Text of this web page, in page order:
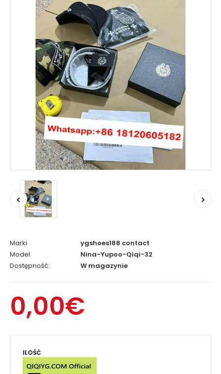
Marki
ygshoes188 contact
Model:
Nina-Yupoo-Qiqi-32
Dostępność:
W magazynie
0,00€
ILOŚĆ